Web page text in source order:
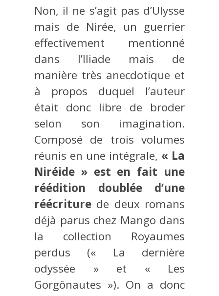
Non, il ne s’agit pas d’Ulysse
mais de Nirée, un guerrier
effectivement mentionné
dans l’Iliade mais de
manière très anecdotique et
à propos duquel l’auteur
était donc libre de broder
selon son imagination.
Composé de trois volumes
réunis en une intégrale, « La
Niréide » est en fait une
réédition doublée d’une
réécriture de deux romans
déjà parus chez Mango dans
la collection Royaumes
perdus (« La dernière
odyssée » et « Les
Gorgônautes »). On a donc